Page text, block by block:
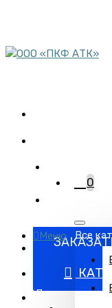
0
Все
Меню
Поставка